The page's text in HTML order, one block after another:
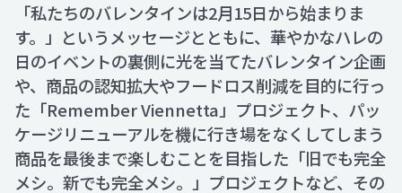
「私たちのバレンタインは2月15日から始まりま
す。」というメッセージとともに、華やかなハレの
日のイベントの裏側に光を当てたバレンタイン企画
や、商品の認知拡大やフードロス削減を目的に行っ
た「Remember Viennetta」プロジェクト、パッ
ケージリニューアルを機に行き場をなくしてしまう
商品を最後まで楽しむことを目指した「旧でも完全
メシ。新でも完全メシ。」プロジェクトなど、その